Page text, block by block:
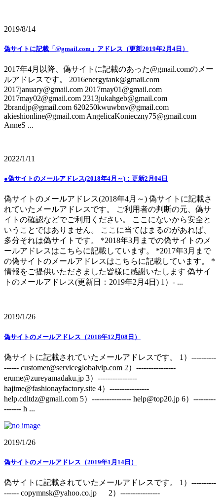
2019/8/14
偽サイトに記載「@gmail.com」アドレス（更新2019年2月4日）
2017年4月以降、偽サイトに記載のあった@gmail.comのメー
ルアドレスです。 2016energytank@gmail.com
2017january@gmail.com 2017may01@gmail.com
2017may02@gmail.com 2313jukahgeb@gmail.com
2brandjp@gmail.com 620250kwuwbnv@gmail.com
akieshionline@gmail.com AngelicaKonieczny75@gmail.com
AnneS ...
2022/1/11
●偽サイトのメールアドレス(2018年4月～)：更新2月04日
偽サイトのメールアドレス(2018年4月～) 偽サイトに記載さ
れていたメールアドレスです。 ご利用者の判断の元、偽サ
イトの確認などでご利用ください。 ここにないから安全と
いうことではありません。 ここに当てはまるのがあれば、
多分それは偽サイトです。 *2018年3月までの偽サイトのメ
ールアドレスはこちらに記載しています。 *2017年3月まで
の偽サイトのメールアドレスはこちらに記載しています。 *
情報をご提供いただきました皆様に感謝いたします 偽サイ
トのメールアドレス(更新日：2019年2月4日) 1）- ...
2019/1/26
偽サイトのメールアドレス（2018年12月08日）
偽サイトに記載されていたメールアドレスです。 1）----------
------ customer@serviceglobalvip.com 2）----------------
erume@zureyamadaku.jp 3）----------------
hajime@fashionayfactory.site 4）----------------
help.cdltdz@gmail.com 5）---------------- help@top20.jp 6）---------
------- h ...
2019/1/26
偽サイトのメールアドレス（2019年1月14日）
偽サイトに記載されていたメールアドレスです。 1）----------
------ copymnsk@yahoo.co.jp 2）----------------